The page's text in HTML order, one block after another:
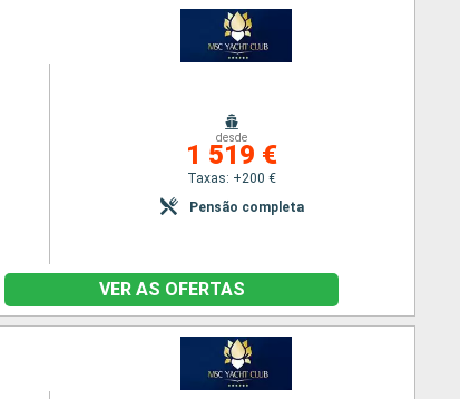
desde
1 519 €
Taxas: +200 €
Pensão completa
VER AS OFERTAS